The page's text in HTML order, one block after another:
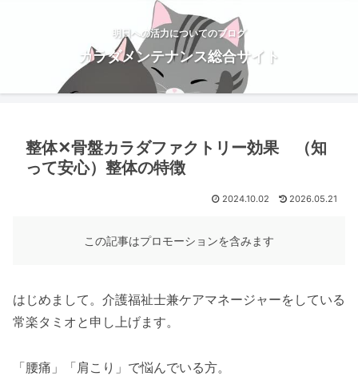
明日への活力についてのブログ
カラダメンテナンス総合サイト
整体✕骨盤カラダファクトリー効果 （知
って安心）整体の特徴
2024.10.02 2026.05.21
この記事はプロモーションを含みます
はじめまして。介護福祉士兼ケアマネージャーをしている
常楽タミオと申し上げます。
「腰痛」「肩こり」で悩んでいる方。